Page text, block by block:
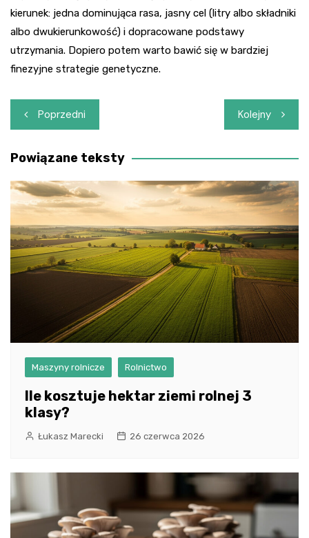
kierunek: jedna dominująca rasa, jasny cel (litry albo składniki
albo dwukierunkowość) i dopracowane podstawy
utrzymania. Dopiero potem warto bawić się w bardziej
finezyjne strategie genetyczne.
Nawigacja
wpisu
Poprzedni Kolejny
Powiązane teksty
Maszyny rolnicze Rolnictwo
Ile kosztuje hektar ziemi rolnej 3
klasy?
Łukasz Marecki 26 czerwca 2026